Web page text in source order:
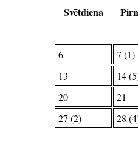
Svētdiena
6
7 (1)
13
14
20
21
27 (2)
28